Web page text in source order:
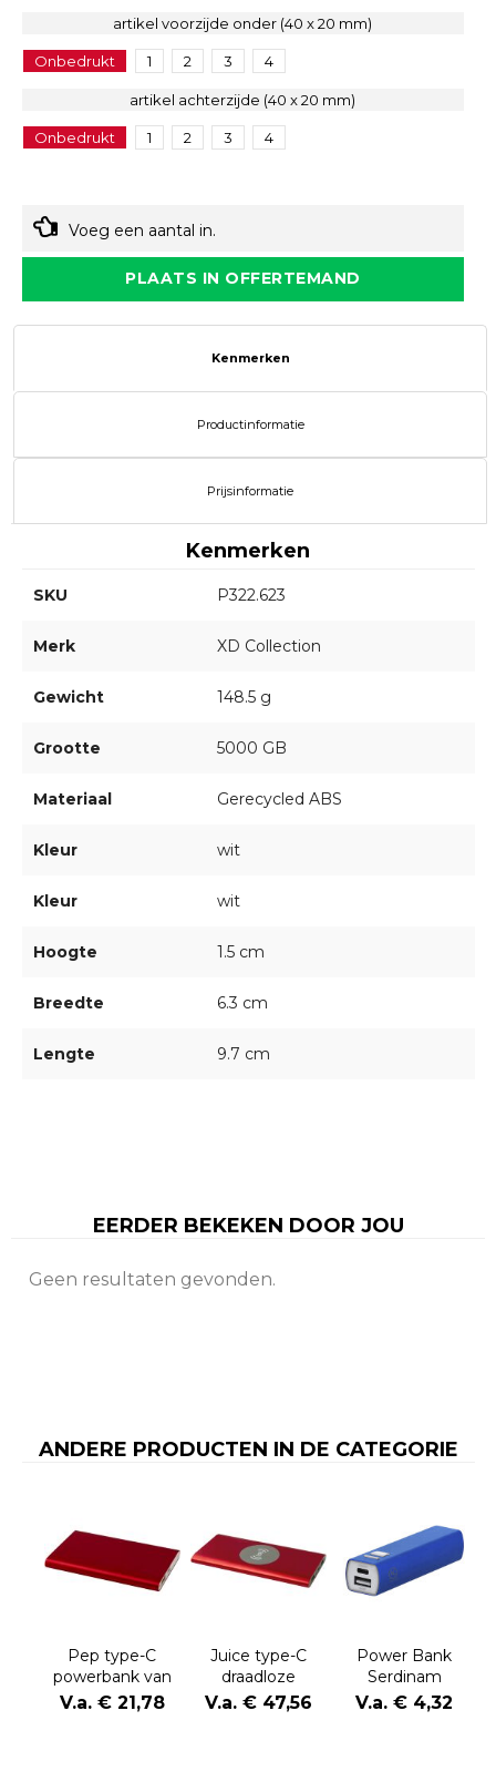
artikel voorzijde onder (40 x 20 mm)
Onbedrukt 1 2 3 4
artikel achterzijde (40 x 20 mm)
Onbedrukt 1 2 3 4
Voeg een aantal in.
PLAATS IN OFFERTEMAND
Kenmerken
Productinformatie
Prijsinformatie
Kenmerken
SKU P322.623
Merk XD Collection
Gewicht 148.5 g
Grootte 5000 GB
Materiaal Gerecycled ABS
Kleur wit
Kleur wit
Hoogte 1.5 cm
Breedte 6.3 cm
Lengte 9.7 cm
EERDER BEKEKEN DOOR JOU
Geen resultaten gevonden.
ANDERE PRODUCTEN IN DE CATEGORIE
Pep type-C
powerbank van
4000 mAh van
gerecycled
V.a. € 21,78
Juice type-C
draadloze
powerbank van
8000 mAh van
V.a. € 47,56
Power Bank
Serdinam
V.a. € 4,32